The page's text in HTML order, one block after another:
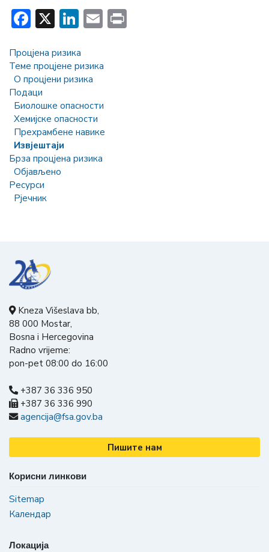
Процјена ризика
Теме процјене ризика
О процјени ризика
Подаци
Биолошке опасности
Хемијске опасности
Прехрамбене навике
Извјештаји
Брза процјена ризика
Објављено
Ресурси
Рјечник
Facebook
X LinkedIn
Email
Kneza Višeslava bb,
88 000 Mostar,
Bosna i Hercegovina
Radno vrijeme:
pon-pet 08:00 do 16:00
+387 36 336 950
+387 36 336 990
agencija@fsa.gov.ba
Пишите нам
Корисни линкови
Sitemap
Календар
Локација